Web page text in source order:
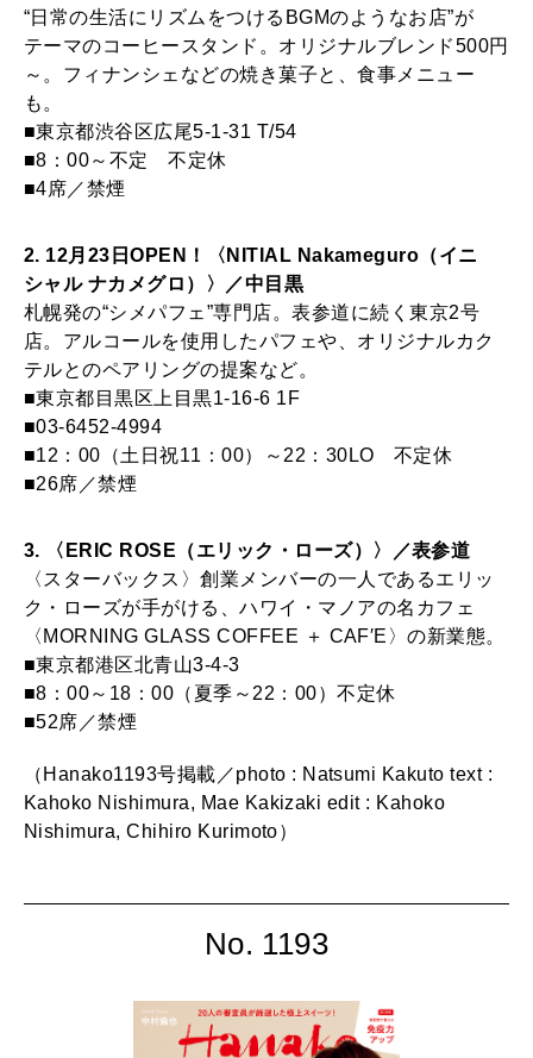
“日常の生活にリズムをつけるBGMのようなお店”が
テーマのコーヒースタンド。オリジナルブレンド500円
～。フィナンシェなどの焼き菓子と、食事メニュー
も。
■東京都渋谷区広尾5-1-31 T/54
■8：00～不定 不定休
■4席／禁煙
2. 12月23日OPEN！〈NITIAL Nakameguro（イニ
シャル ナカメグロ）〉／中目黒
札幌発の“シメパフェ”専門店。表参道に続く東京2号
店。アルコールを使用したパフェや、オリジナルカク
テルとのペアリングの提案など。
■東京都目黒区上目黒1-16-6 1F
■03-6452-4994
■12：00（土日祝11：00）～22：30LO 不定休
■26席／禁煙
3. 〈ERIC ROSE（エリック・ローズ）〉／表参道
〈スターバックス〉創業メンバーの一人であるエリッ
ク・ローズが手がける、ハワイ・マノアの名カフェ
〈MORNING GLASS COFFEE ＋ CAF′E〉の新業態。
■東京都港区北青山3-4-3
■8：00～18：00（夏季～22：00）不定休
■52席／禁煙
（Hanako1193号掲載／photo : Natsumi Kakuto text :
Kahoko Nishimura, Mae Kakizaki edit : Kahoko
Nishimura, Chihiro Kurimoto）
No. 1193